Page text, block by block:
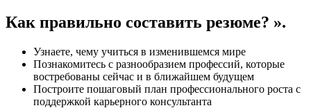
Как правильно составить резюме? ».
Узнаете, чему учиться в изменившемся мире
Познакомитесь с разнообразием профессий, которые
востребованы сейчас и в ближайшем будущем
Построите пошаговый план профессионального роста с
поддержкой карьерного консультанта